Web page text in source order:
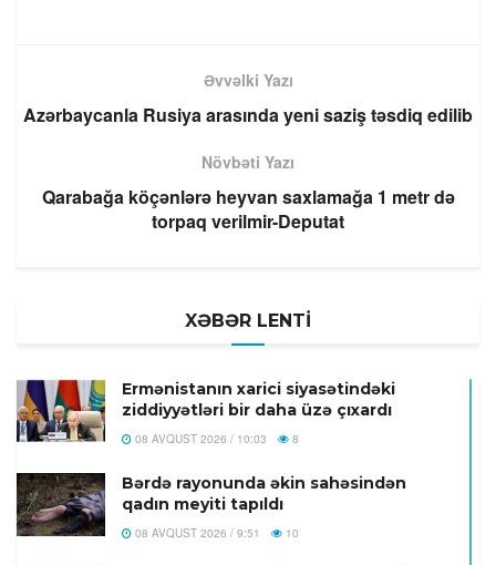
Əvvəlki Yazı
Azərbaycanla Rusiya arasında yeni saziş təsdiq edilib
Növbəti Yazı
Qarabağa köçənlərə heyvan saxlamağa 1 metr də
torpaq verilmir-Deputat
XƏBƏR LENTİ
Ermənistanın xarici siyasətindəki
ziddiyyətləri bir daha üzə çıxardı
08 AVQUST 2026 / 10:03 8
Bərdə rayonunda əkin sahəsindən
qadın meyiti tapıldı
08 AVQUST 2026 / 9:51 10